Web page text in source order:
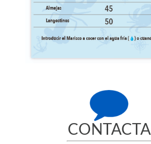
CONTACTA